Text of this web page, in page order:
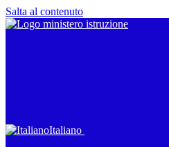
Salta al contenuto
Italiano